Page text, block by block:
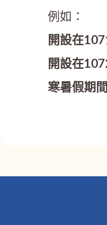
例如：
開設在
開設在
寒暑假期